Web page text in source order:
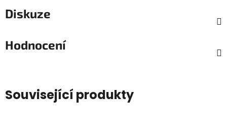
Diskuze
Hodnocení
Související produkty